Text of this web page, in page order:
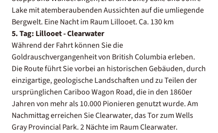
Lake mit atemberaubenden Aussichten auf die umliegende
Bergwelt. Eine Nacht im Raum Lillooet. Ca. 130 km
5. Tag: Lillooet - Clearwater
Während der Fahrt können Sie die
Goldrauschvergangenheit von British Columbia erleben.
Die Route führt Sie vorbei an historischen Gebäuden, durch
einzigartige, geologische Landschaften und zu Teilen der
ursprünglichen Cariboo Wagon Road, die in den 1860er
Jahren von mehr als 10.000 Pionieren genutzt wurde. Am
Nachmittag erreichen Sie Clearwater, das Tor zum Wells
Gray Provincial Park. 2 Nächte im Raum Clearwater.